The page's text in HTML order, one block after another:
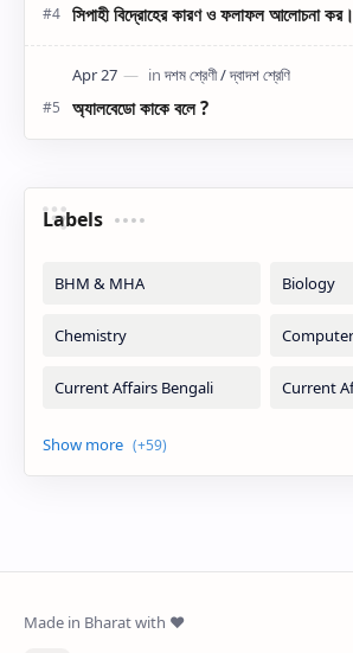
সিপাহী বিদ্রোহের কারণ ও ফলাফল আলোচনা কর।
অ্যালবেডো কাকে বলে ?
Labels